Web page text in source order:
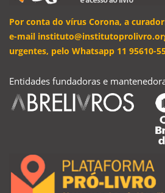
Por conta do vírus Corona, a
e-mail
urgentes, pelo Whatsapp 11 95610-
Entidades fundadoras e